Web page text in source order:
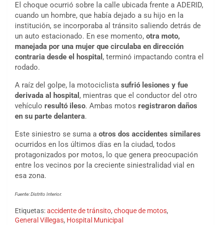
El choque ocurrió sobre la calle ubicada frente a ADERID,
cuando un hombre, que había dejado a su hijo en la
institución, se incorporaba al tránsito saliendo detrás de
un auto estacionado. En ese momento, otra moto,
manejada por una mujer que circulaba en dirección
contraria desde el hospital , terminó impactando contra el
rodado.
A raíz del golpe, la motociclista sufrió lesiones y fue
derivada al hospital , mientras que el conductor del otro
vehículo resultó ileso. Ambas motos registraron daños
en su parte delantera.
Este siniestro se suma a otros dos accidentes similares
ocurridos en los últimos días en la ciudad, todos
protagonizados por motos, lo que genera preocupación
entre los vecinos por la creciente siniestralidad vial en
esa zona.
Fuente: Distrito Interior.
Etiquetas:accidente de tránsito, choque de motos,
General Villegas, Hospital Municipal